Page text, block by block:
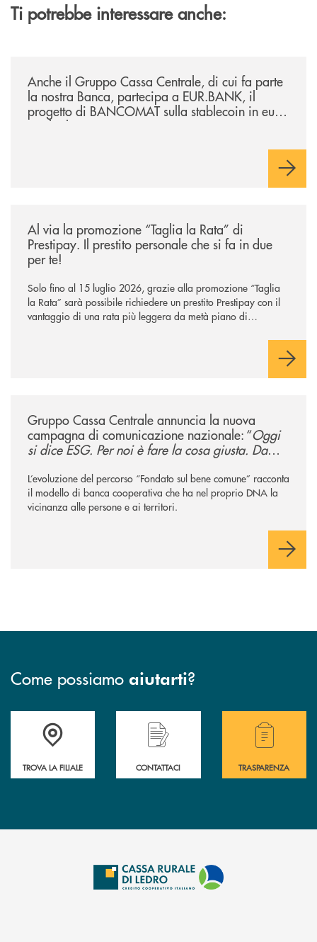
Ti potrebbe interessare anche:
Anche il Gruppo Cassa Centrale, di cui fa parte
la nostra Banca, partecipa a EUR.BANK, il
progetto di BANCOMAT sulla stablecoin in euro
e sul relativo ecosistema
Al via la promozione “Taglia la Rata” di
Prestipay. Il prestito personale che si fa in due
per te!
Solo fino al 15 luglio 2026, grazie alla promozione “Taglia
la Rata” sarà possibile richiedere un prestito Prestipay con il
vantaggio di una rata più leggera da metà piano di
Gruppo Cassa Centrale annuncia la nuova
campagna di comunicazione nazionale: “Oggi
si dice ESG. Per noi è fare la cosa giusta. Da
L’evoluzione del percorso “Fondato sul bene comune” racconta
il modello di banca cooperativa che ha nel proprio DNA la
vicinanza alle persone e ai territori.
Come possiamo aiutarti?
Accedi all' elenco completo delle filiali .
TROVA LA FILIALE
Hai bisogno di assistenza immediata?
CONTATTACI
Hai bisogno di
TRASPARENZA